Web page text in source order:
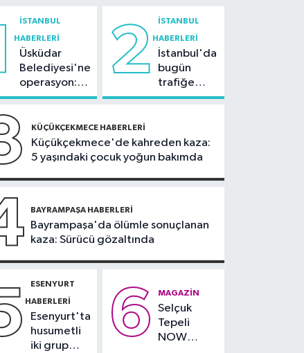
bireylerin oranı yüzde
92,3 oldu
Bilim ve Teknoloji
21:235G abone sayısı
4 ayda 44,5 milyona
Kültür Sanat
21:21Esenler
Belediyesi vatandaşları
yazlık sinemada
21:17"Karaciğerim
yağlı" demeyin,
önlemini alın
İSTANBUL
HABERLERI
Üsküdar
Belediyesi'ne
operasyon:
Sinem
tutuklama
talebi
2 İSTANBUL
HABERLERI
İstanbul'da
bugün
trafiğe
dikkat:
bazı yollar
kapatılacak
KÜÇÜKÇEKMECE HABERLERI
Küçükçekmece'de kahreden kaza:
5 yaşındaki çocuk yoğun bakımda
BAYRAMPAŞA HABERLERI
Bayrampaşa'da ölümle sonuçlanan
kaza: Sürücü gözaltında
ESENYURT
HABERLERI
Esenyurt'ta
husumetli
iki grup
6 MAGAZIN
Selçuk
Tepeli
NOW